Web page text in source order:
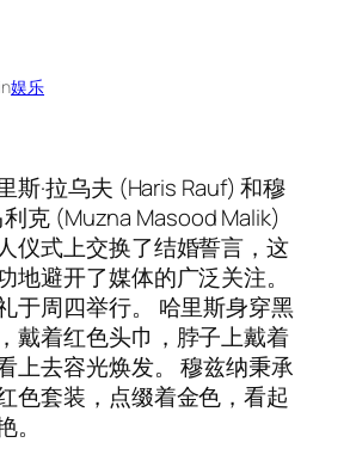
娱乐
斯·拉乌夫 (Haris Rauf) 和穆
利克 (Muzna Masood Malik)
仪式上交换了结婚誓言，这
地避开了媒体的广泛关注。
于周四举行。 哈里斯身穿黑
戴着红色头巾，脖子上戴着
上去容光焕发。 穆兹纳秉承
色套装，点缀着金色，看起